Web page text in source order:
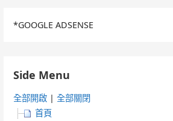
*GOOGLE ADSENSE
Side Menu
全部開啟 |全部關閉
首頁